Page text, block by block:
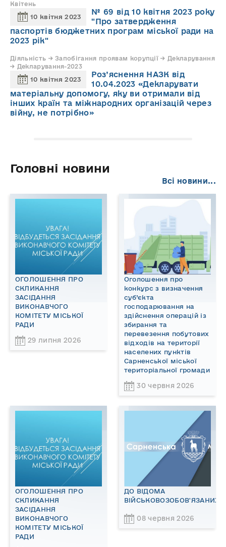
Квітень
10 квітня 2023
№ 69 від 10 квітня 2023 року
"Про затвердження
паспортів бюджетних програм міської ради на
2023 рік"
Діяльність → Запобігaння проявам корупції → Декларування
→ Декларування-2023
10 квітня 2023
Роз’яснення НАЗК від
10.04.2023 «Декларувати
матеріальну допомогу, яку ви отримали від
інших країн та міжнародних організацій через
війну, не потрібно»
Головні новини
Всі новини...
ОГОЛОШЕННЯ ПРО
СКЛИКАННЯ
ЗАСІДАННЯ
ВИКОНАВЧОГО
КОМІТЕТУ МІСЬКОЇ
РАДИ
29 липня 2026
Оголошення про
конкурс з визначення
суб’єкта
господарювання на
здійснення операцій із
збирання та
перевезення побутових
відходів на території
населених пунктів
Сарненської міської
територіальної громади
30 червня 2026
ОГОЛОШЕННЯ ПРО
СКЛИКАННЯ
ЗАСІДАННЯ
ВИКОНАВЧОГО
КОМІТЕТУ МІСЬКОЇ
РАДИ
ДО ВІДОМА
ВІЙСЬКОВОЗОБОВ'ЯЗАНИХ!
08 червня 2026